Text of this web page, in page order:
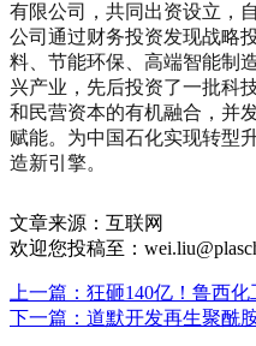
有限公司，共同出资设立，
公司通过财务投资发现战略
料、节能环保、高端智能制
兴产业，先后投资了一批科
和民营资本的有机融合，并
赋能。为中国石化实现转型
造新引擎。
文章来源：互联网
欢迎您投稿至：
上一篇：狂砸140亿！鲁西
下一篇：道默开发再生聚酰